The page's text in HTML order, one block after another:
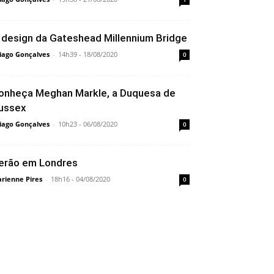
design da Gateshead Millennium Bridge
Gonçalves - 14h39 - 18/08/2020 0
Meghan Markle, a Duquesa de
Gonçalves - 10h23 - 06/08/2020 0
em Londres
Pires - 18h16 - 04/08/2020 0